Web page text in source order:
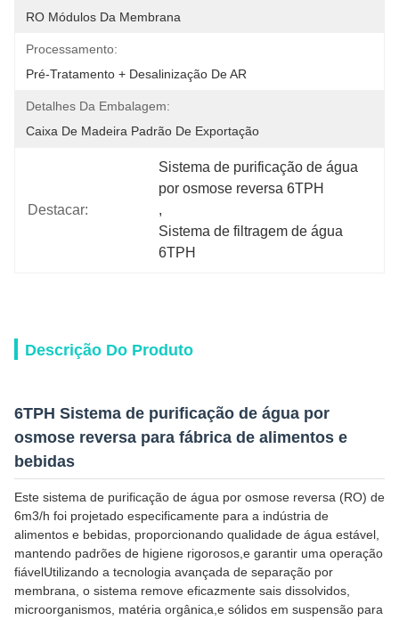
RO Módulos Da Membrana
Processamento:
Pré-Tratamento + Desalinização De AR
Detalhes Da Embalagem:
Caixa De Madeira Padrão De Exportação
Destacar:
Sistema de purificação de água
por osmose reversa 6TPH
,
Sistema de filtragem de água
6TPH
Descrição Do Produto
6TPH Sistema de purificação de água por
osmose reversa para fábrica de alimentos e
bebidas
Este sistema de purificação de água por osmose reversa (RO) de
6m3/h foi projetado especificamente para a indústria de
alimentos e bebidas, proporcionando qualidade de água estável,
mantendo padrões de higiene rigorosos,e garantir uma operação
fiávelUtilizando a tecnologia avançada de separação por
membrana, o sistema remove eficazmente sais dissolvidos,
microorganismos, matéria orgânica,e sólidos em suspensão para